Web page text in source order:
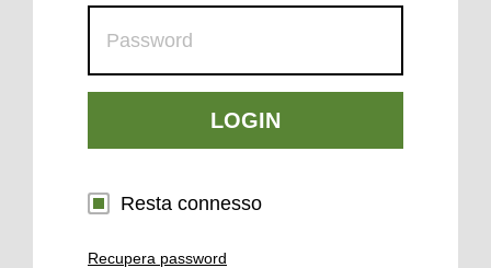
LOGIN
Resta connesso
Recupera password